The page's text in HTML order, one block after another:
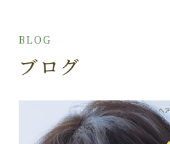
BLOG
ブログ